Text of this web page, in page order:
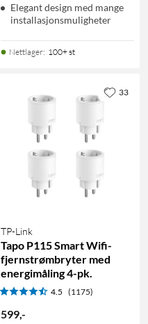
Elegant design med mange
installasjonsmuligheter
Nettlager: 100+ st
TP-Link
Tapo P115 Smart Wifi-
fjernstrømbryter med
energimåling 4-pk.
4.5 (1175)
599,-
33